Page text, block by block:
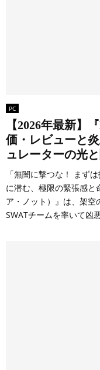
PC
【2026年最新】
価・レビューと
ュレーターの光
「無闇に撃つな！ まず
に潜む、極限の緊張感
ア・ノット）』は、架空
SWATチームを率いて凶